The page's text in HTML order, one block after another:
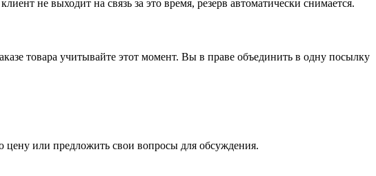
не выходит на связь за это время, резерв автоматически снимается.
товара учитывайте этот момент. Вы в праве объединить в одну посылку
цену или предложить свои вопросы для обсуждения.